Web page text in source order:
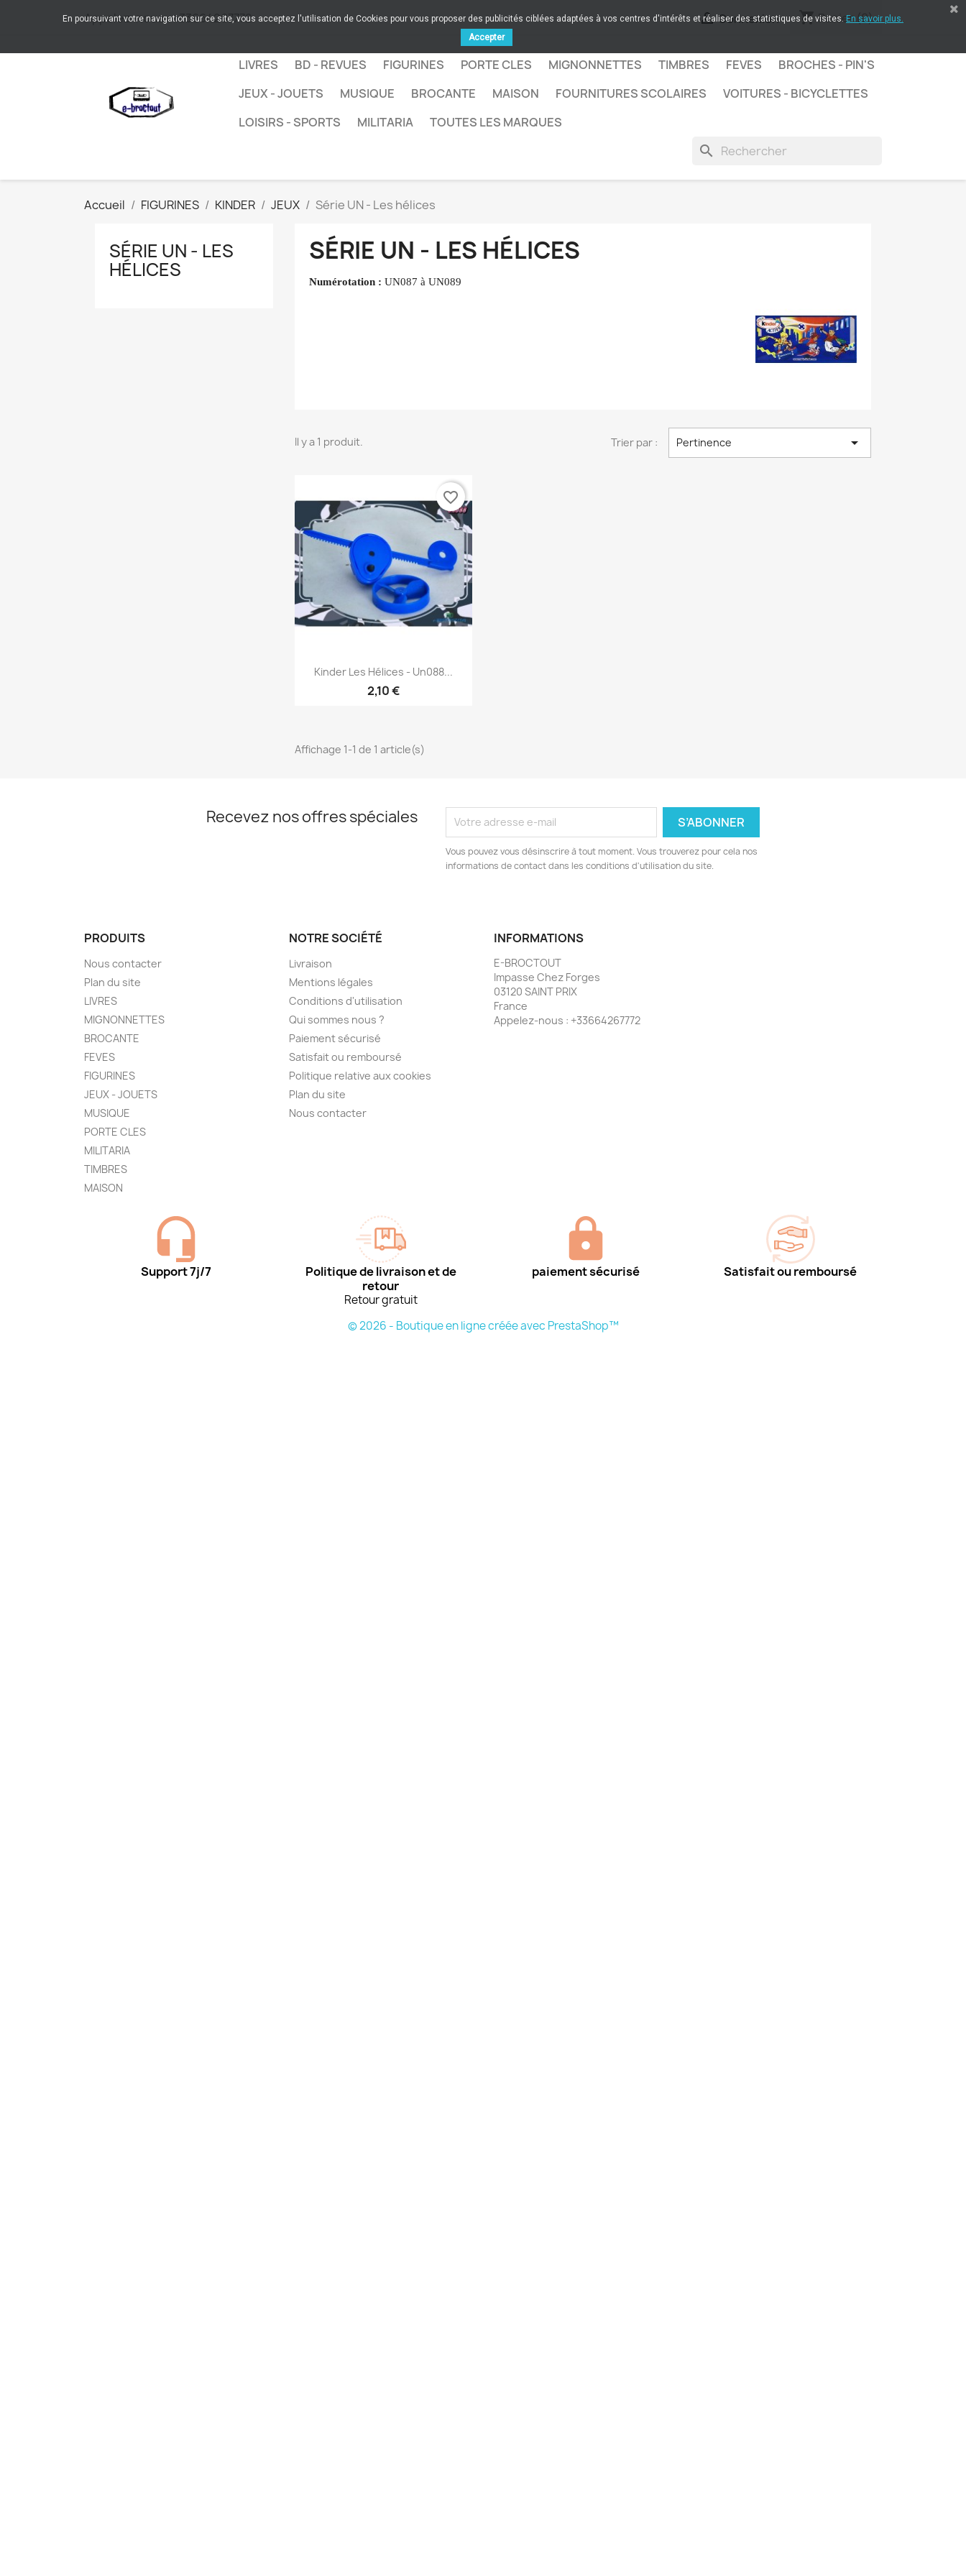
Appelez-nous :+33664267772  Connexion shopping_cartPanier (0)
LIVRES BD - REVUES FIGURINES PORTE CLES MIGNONNETTES TIMBRES FEVES
BROCHES - PIN'S
JEUX - JOUETS
MUSIQUE BROCANTE MAISON FOURNITURES SCOLAIRES
VOITURES - BICYCLETTES
LOISIRS - SPORTS
MILITARIA TOUTES LES MARQUES
search
Accueil FIGURINES KINDER JEUX Série UN - Les hélices
SÉRIE UN - LES
HÉLICES
SÉRIE UN - LES HÉLICES
Numérotation : UN087 à UN089
Il y a 1 produit. Trier par : Pertinence 
Aperçu rapide
Kinder Les Hélices - Un088...
2,10 €
favorite_border
Affichage 1-1 de 1 article(s)
Recevez nos offres spéciales
Vous pouvez vous désinscrire à tout moment. Vous trouverez pour cela nos
informations de contact dans les conditions d'utilisation du site.
PRODUITS
Nous contacter
Plan du site
LIVRES
MIGNONNETTES
BROCANTE
FEVES
FIGURINES
JEUX - JOUETS
MUSIQUE
PORTE CLES
MILITARIA
TIMBRES
MAISON
NOTRE SOCIÉTÉ
Livraison
Mentions légales
Conditions d'utilisation
Qui sommes nous ?
Paiement sécurisé
Satisfait ou remboursé
Politique relative aux cookies
Plan du site
Nous contacter
INFORMATIONS
E-BROCTOUT
Impasse Chez Forges
03120 SAINT PRIX
France
Appelez-nous : +33664267772
Support 7j/7
Politique de livraison et de
retour
Retour gratuit
paiement sécurisé Satisfait ou remboursé
© 2026 - Boutique en ligne créée avec PrestaShop™
En poursuivant votre navigation sur ce site, vous acceptez l'utilisation de Cookies pour vous proposer des publicités ciblées adaptées à vos centres d'intérêts et réaliser des statistiques de visites. En savoir plus.
Accepter